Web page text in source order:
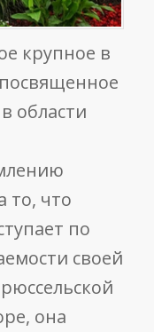
крупное в
области
то, что
по
своей
она